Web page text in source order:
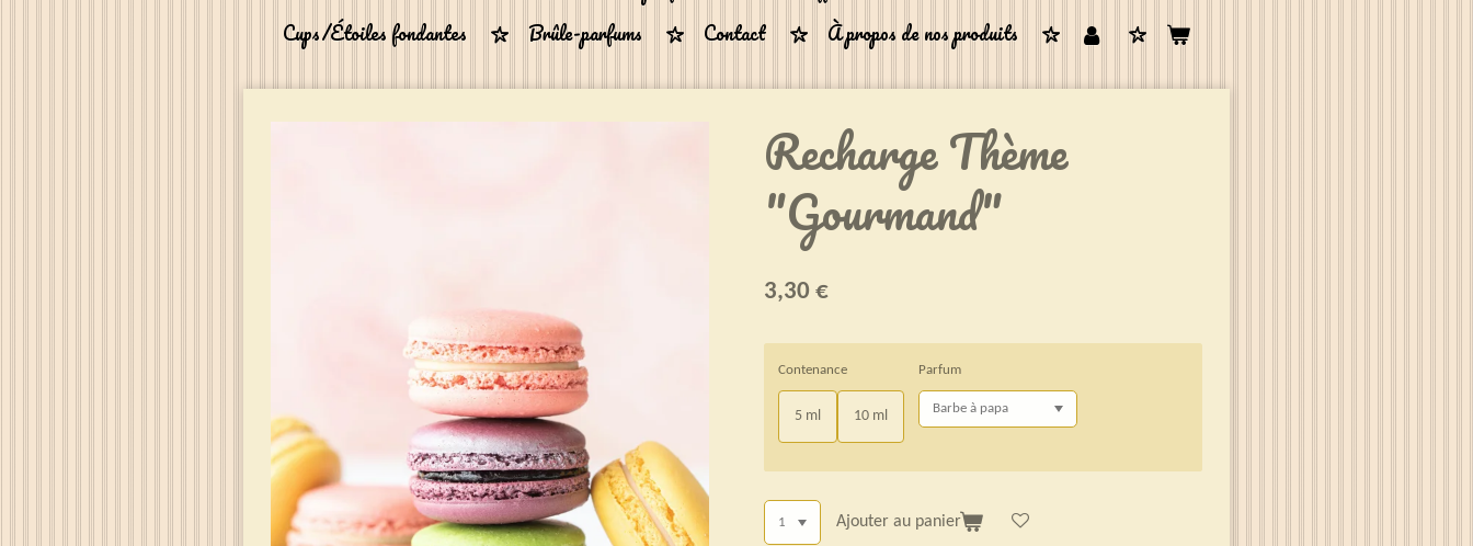
Cups/Étoiles fondantes
Brûle-parfums Contact À propos de nos produits
Recharge Thème
"Gourmand"
3,30 €
Contenance
5 ml 10 ml
Parfum
Ajouter au panier